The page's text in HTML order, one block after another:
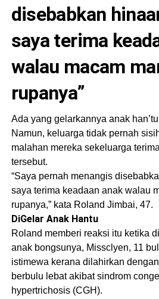
disebabkan
saya terima
walau macam
rupanya”
Ada yang gelarkannya anak
Namun, keluarga tidak pernah
malahan mereka sekeluarga
tersebut.
“Saya pernah menangis
saya terima keadaan anak walau
rupanya,” kata Roland Jimbai, 47.
DiGelar Anak Hantu
Roland memberi reaksi itu ketika
anak bongsunya, Missclyen, 11
istimewa kerana dilahirkan
berbulu lebat akibat sindrom
hypertrichosis (CGH).